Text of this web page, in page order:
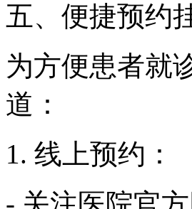
五、便捷预约
为方便患者就
道：
1. 线上预约：